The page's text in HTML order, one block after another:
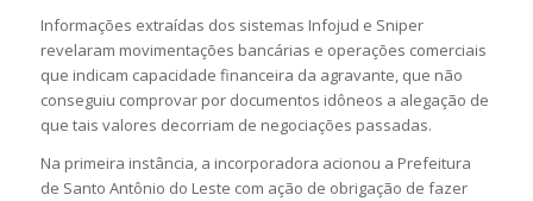
Informações extraídas dos sistemas Infojud e Sniper
revelaram movimentações bancárias e operações comerciais
que indicam capacidade financeira da agravante, que não
conseguiu comprovar por documentos idôneos a alegação de
que tais valores decorriam de negociações passadas.
Na primeira instância, a incorporadora acionou a Prefeitura
de Santo Antônio do Leste com ação de obrigação de fazer